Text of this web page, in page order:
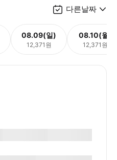
다른날짜
08.09(일)
12,371원
08.10(월)
12,371원